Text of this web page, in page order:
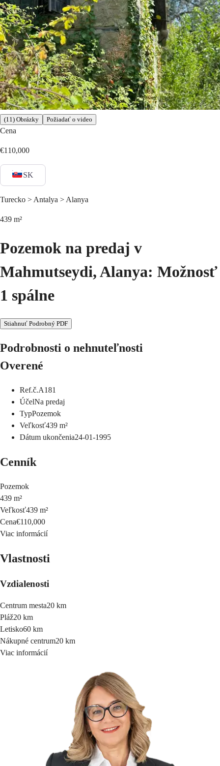
(11) Obrázky Požiadať o video
Cena
€110,000
SK
Turecko > Antalya > Alanya
439 m²
Pozemok na predaj v
Mahmutseydi, Alanya: Možnosť
1 spálne
Stiahnuť Podrobný PDF
Podrobnosti o nehnuteľnosti
Overené
Ref.č.A181
ÚčelNa predaj
TypPozemok
Veľkosť439 m²
Dátum ukončenia24-01-1995
Cenník
Pozemok
439 m²
Veľkosť439 m²
Cena€110,000
Viac informácií
Vlastnosti
Vzdialenosti
Centrum mesta20 km
Pláž20 km
Letisko60 km
Nákupné centrum20 km
Viac informácií